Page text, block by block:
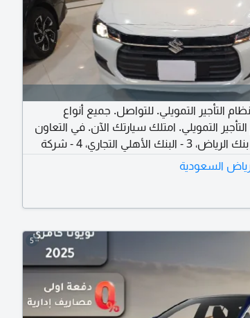
صني 2026 بنظام التأجير التمويلي. للتواصل. جميع أنواع
التمويلي. امتلك سيارتك الآن. في التعاون
مع 1 - بنك الراجحي، 2 - بنك الرياض، 3 - البنك الأهلي التجاري، 4 - شركة
بنك العربي، 8 - البنك الفرنسي، 9 - بنك البلاد. لجميع عملاء البنوك، بدون
السعودية
5